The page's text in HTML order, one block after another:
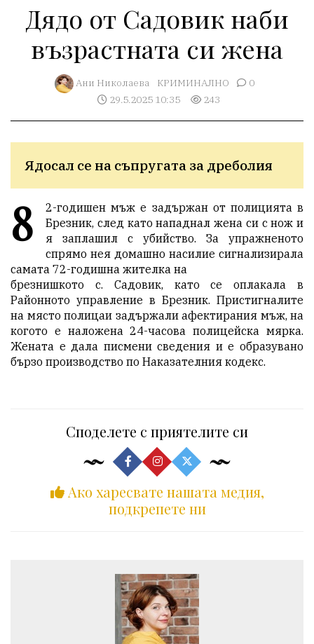
Дядо от Садовик наби
възрастната си жена
Ани Николаева КРИМИНАЛНО
0
29.5.2025 10:35
243
Ядосал се на съпругата за дреболия
8
2-годишен мъж е задържан от полицията в
Брезник, след като нападнал жена си с нож и
я заплашил с убийство. За упражненото
спрямо нея домашно насилие сигнализирала
самата 72-годишна жителка на
брезнишкото с. Садовик, като се оплакала в
Районното управление в Брезник. Пристигналите
на място полицаи задържали афектирания мъж, на
когото е наложена 24-часова полицейска мярка.
Жената е дала писмени сведения и е образувано
бързо производство по Наказателния кодекс.
Споделете с приятелите си
Ако харесвате нашата медия,
подкрепете ни